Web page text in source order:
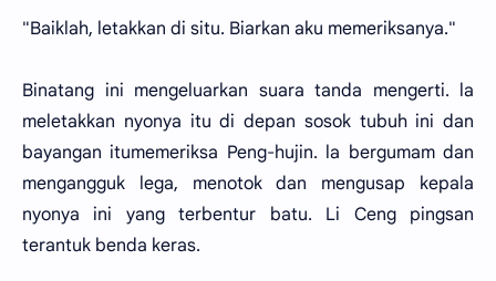
"Baiklah, letakkan di situ. Biarkan aku memeriksanya."
Binatang ini mengeluarkan suara tanda mengerti. la
meletakkan nyonya itu di depan sosok tubuh ini dan
bayangan itumemeriksa Peng-hujin. la bergumam dan
mengangguk lega, menotok dan mengusap kepala
nyonya ini yang terbentur batu. Li Ceng pingsan
terantuk benda keras.